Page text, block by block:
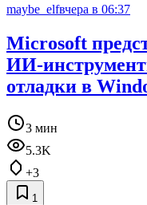
maybe_elfвчера в 06:37
Microsoft
отладки в
3 мин
5.3K
+3
1